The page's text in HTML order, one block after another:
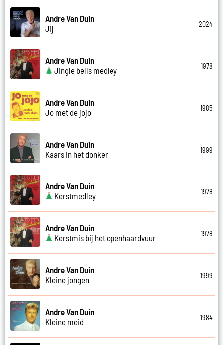
Andre Van Duin
Jij
2024
Andre Van Duin
Jingle bells medley
1978
Andre Van Duin
Jo met de jojo
1985
Andre Van Duin
Kaars in het donker
1999
Andre Van Duin
Kerstmedley
1978
Andre Van Duin
Kerstmis bij het openhaardvuur
1978
Andre Van Duin
Kleine jongen
1999
Andre Van Duin
Kleine meid
1984